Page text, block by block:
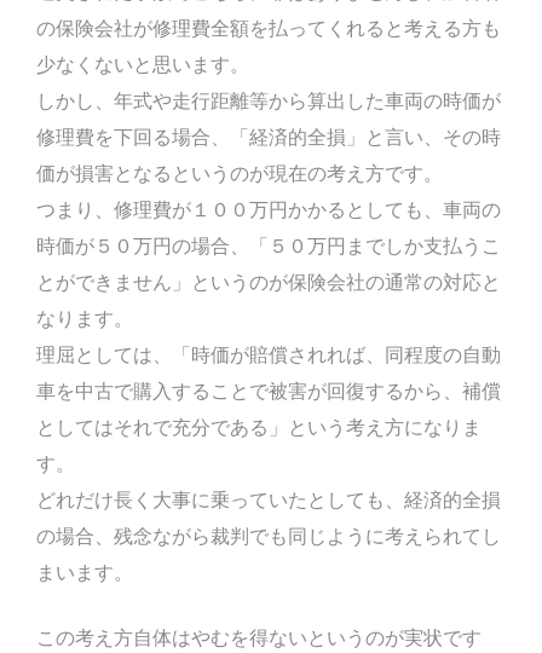
の保険会社が修理費全額を払ってくれると考える方も
少なくないと思います。
しかし、年式や走行距離等から算出した車両の時価が
修理費を下回る場合、「経済的全損」と言い、その時
価が損害となるというのが現在の考え方です。
つまり、修理費が１００万円かかるとしても、車両の
時価が５０万円の場合、「５０万円までしか支払うこ
とができません」というのが保険会社の通常の対応と
なります。
理屈としては、「時価が賠償されれば、同程度の自動
車を中古で購入することで被害が回復するから、補償
としてはそれで充分である」という考え方になりま
す。
どれだけ長く大事に乗っていたとしても、経済的全損
の場合、残念ながら裁判でも同じように考えられてし
まいます。
この考え方自体はやむを得ないというのが実状です